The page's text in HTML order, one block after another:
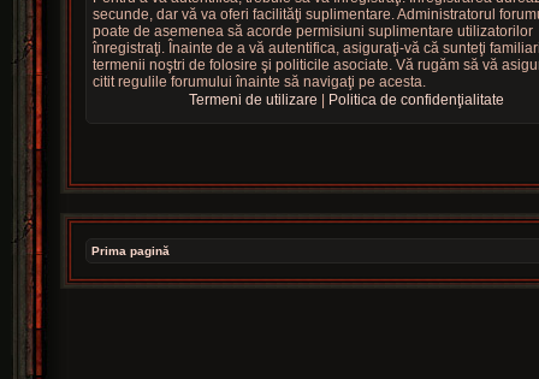
secunde, dar vă va oferi facilităţi suplimentare. Administratorul
poate de asemenea să acorde permisiuni suplimentare utilizatorilor
înregistraţi. Înainte de a vă autentifica, asiguraţi-vă că sunteţi
termenii noştri de folosire şi politicile asociate. Vă rugăm să vă
citit regulile forumului înainte să navigaţi pe acesta.
Termeni de utilizare
Politica de confidenţialitate
Prima pagină